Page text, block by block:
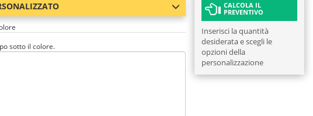
sotto il colore.
CALCOLA IL
PREVENTIVO
Inserisci la quantità
desiderata e scegli le
opzioni della
personalizzazione